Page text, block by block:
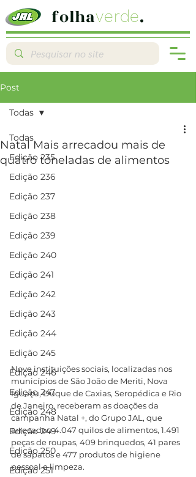
folhaverde.
Post
Todas
Edição 235
Edição 236
Edição 237
Edição 238
Edição 239
Edição 240
Edição 241
Edição 242
Edição 243
Edição 244
Edição 245
Edição 246
Edição 247
Edição 248
Edição 249
Edição 250
Edição 251
Todas
Natal Mais arrecadou mais de
quatro toneladas de alimentos
Nove instituições sociais, localizadas nos
municípios de São João de Meriti, Nova
Iguaçu, Duque de Caxias, Seropédica e Rio
de Janeiro, receberam as doações da
campanha Natal +, do Grupo JAL, que
arrecadou 4.047 quilos de alimentos, 1.491
peças de roupas, 409 brinquedos, 41 pares
de sapatos e 477 produtos de higiene
pessoal e limpeza.